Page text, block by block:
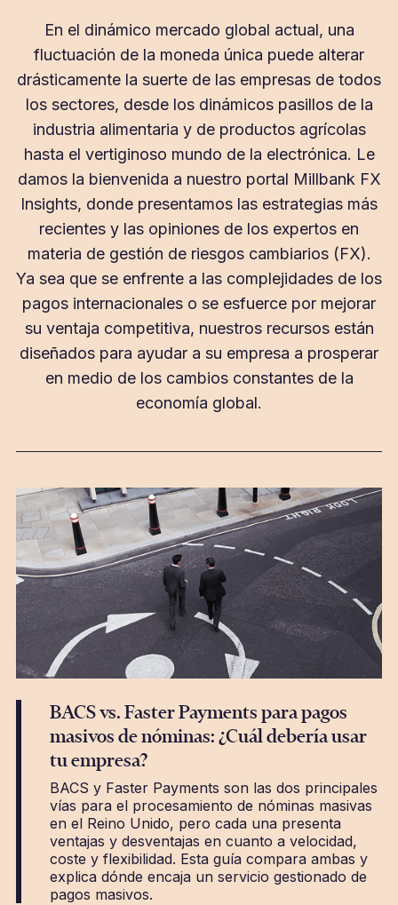
En el dinámico mercado global actual, una
fluctuación de la moneda única puede alterar
drásticamente la suerte de las empresas de todos
los sectores, desde los dinámicos pasillos de la
industria alimentaria y de productos agrícolas
hasta el vertiginoso mundo de la electrónica. Le
damos la bienvenida a nuestro portal Millbank FX
Insights, donde presentamos las estrategias más
recientes y las opiniones de los expertos en
materia de gestión de riesgos cambiarios (FX).
Ya sea que se enfrente a las complejidades de los
pagos internacionales o se esfuerce por mejorar
su ventaja competitiva, nuestros recursos están
diseñados para ayudar a su empresa a prosperar
en medio de los cambios constantes de la
economía global.
BACS vs. Faster Payments para pagos
masivos de nóminas: ¿Cuál debería usar
tu empresa?
BACS y Faster Payments son las dos principales
vías para el procesamiento de nóminas masivas
en el Reino Unido, pero cada una presenta
ventajas y desventajas en cuanto a velocidad,
coste y flexibilidad. Esta guía compara ambas y
explica dónde encaja un servicio gestionado de
pagos masivos.